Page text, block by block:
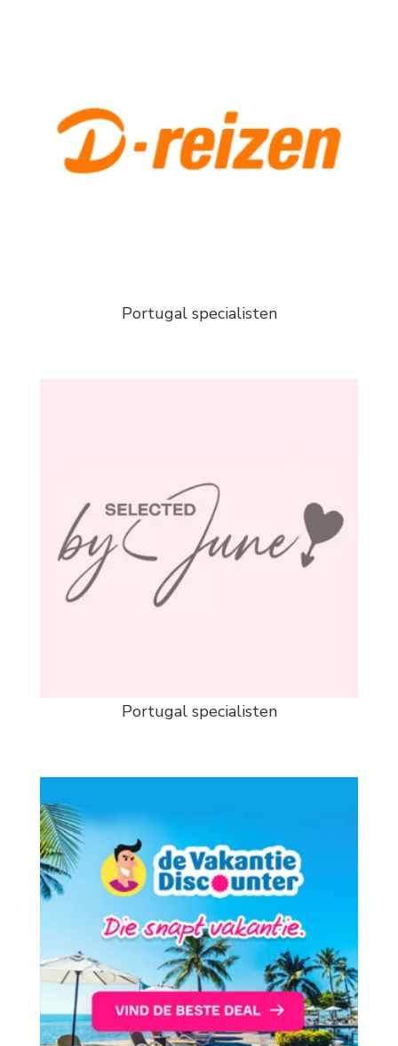
Portugal specialisten
Portugal specialisten